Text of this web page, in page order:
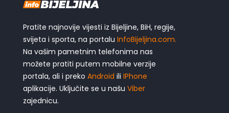
Pratite najnovije vijesti iz Bijeljine, BiH, regije,
svijeta i sporta, na portalu InfoBijeljina.com.
Na vašim pametnim telefonima nas
možete pratiti putem mobilne verzije
portala, ali i preko Android ili IPhone
aplikacije. Uključite se u našu Viber
zajednicu.